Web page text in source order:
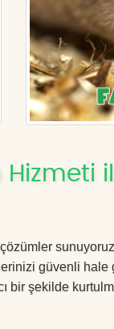
güvenli
şekilde